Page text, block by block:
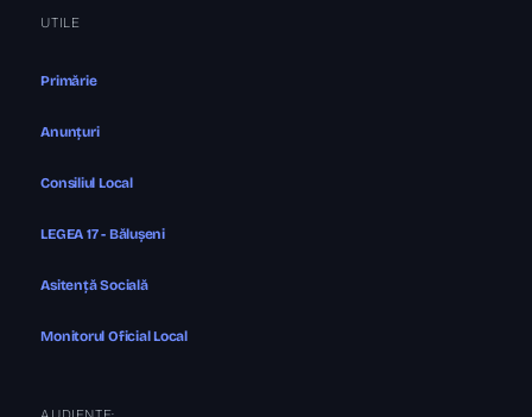
UTILE
Primărie
Anunțuri
Consiliul Local
LEGEA 17 - Bălușeni
Asitență Socială
Monitorul Oficial Local